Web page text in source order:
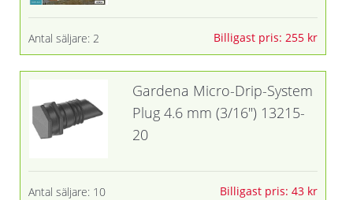
Antal säljare: 2 Billigast pris: 255 kr
Gardena Micro-Drip-System
Plug 4.6 mm (3/16") 13215-
20
Antal säljare: 10 Billigast pris: 43 kr